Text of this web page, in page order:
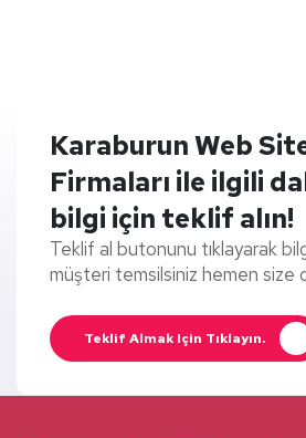
Karaburun Web
Firmaları ile ilgili
bilgi için teklif alın!
Teklif al butonunu tıklayarak
müşteri temsilsiniz hemen size
Teklif Almak Için Tıklayın.